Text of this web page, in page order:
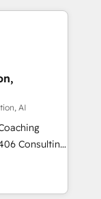
アワ
/
績 ✓
にお問い合わ
-
you
AI
how
build your
it, then stay